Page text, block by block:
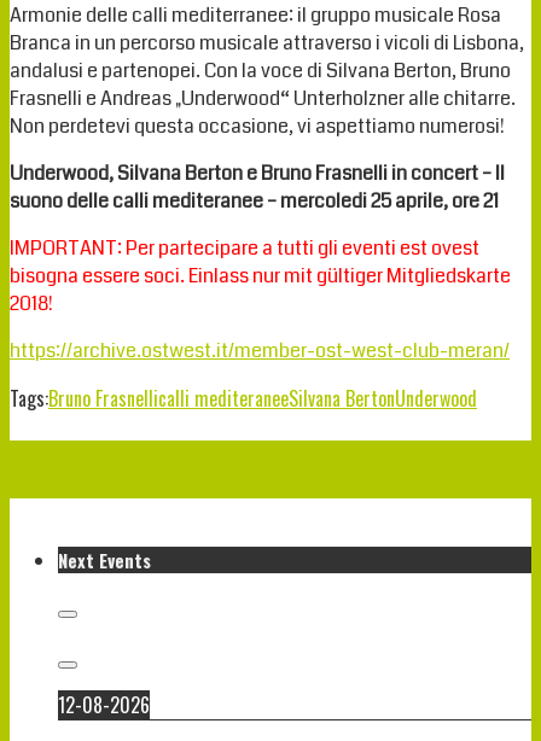
Armonie delle calli mediterranee: il gruppo musicale Rosa
Branca in un percorso musicale attraverso i vicoli di Lisbona,
andalusi e partenopei. Con la voce di Silvana Berton, Bruno
Frasnelli e Andreas „Underwood“ Unterholzner alle chitarre.
Non perdetevi questa occasione, vi aspettiamo numerosi!
Underwood, Silvana Berton e Bruno Frasnelli in concert – Il
suono delle calli mediteranee – mercoledi 25 aprile, ore 21
IMPORTANT: Per partecipare a tutti gli eventi est ovest
bisogna essere soci. Einlass nur mit gültiger Mitgliedskarte
2018!
https://archive.ostwest.it/member-ost-west-club-meran/
Tags:Bruno Frasnellicalli mediteraneeSilvana BertonUnderwood
Next Events
12-08-2026